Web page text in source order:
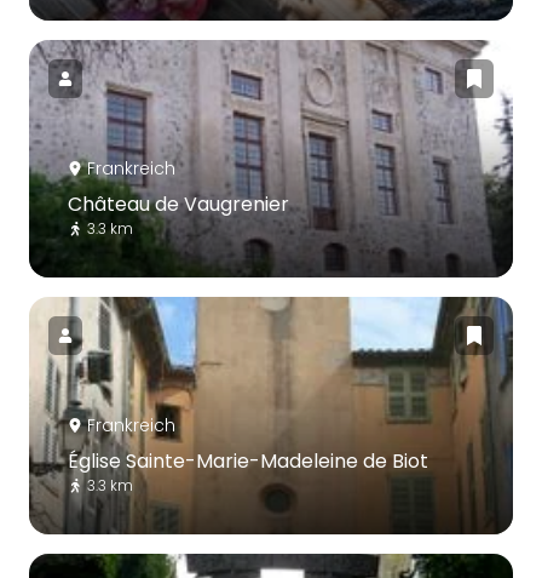
Frankreich
Château de Vaugrenier
3.3 km
Frankreich
Église Sainte-Marie-Madeleine de Biot
3.3 km